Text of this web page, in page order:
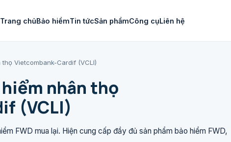
Trang chủBảo hiểmTin tứcSản phẩmCông cụLiên hệ
thọ Vietcombank-Cardif (VCLI)
hiểm nhân thọ
(VCLI)
FWD mua lại. Hiện cung cấp đầy đủ sản phẩm bảo hiểm FWD,